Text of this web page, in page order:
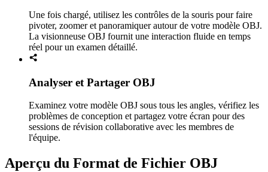
Une fois chargé, utilisez les contrôles de la souris pour faire
pivoter, zoomer et panoramiquer autour de votre modèle OBJ.
La visionneuse OBJ fournit une interaction fluide en temps
réel pour un examen détaillé.
Analyser et Partager OBJ
Examinez votre modèle OBJ sous tous les angles, vérifiez les
problèmes de conception et partagez votre écran pour des
sessions de révision collaborative avec les membres de
l'équipe.
Aperçu du Format de Fichier OBJ